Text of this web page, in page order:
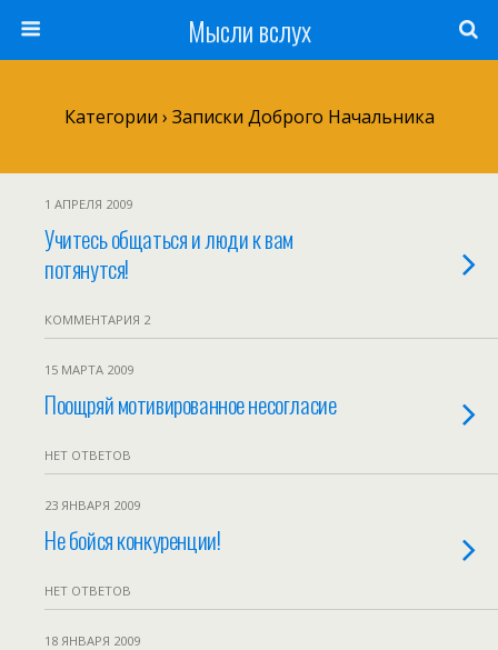
Мысли вслух
Категории › Записки Доброго Начальника
1 АПРЕЛЯ 2009
Учитесь общаться и люди к вам
потянутся!
КОММЕНТАРИЯ 2
15 МАРТА 2009
Поощряй мотивированное несогласие
НЕТ ОТВЕТОВ
23 ЯНВАРЯ 2009
Не бойся конкуренции!
НЕТ ОТВЕТОВ
18 ЯНВАРЯ 2009